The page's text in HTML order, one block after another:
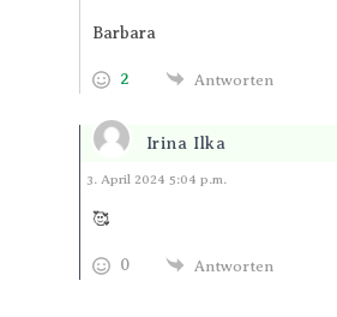
Barbara
2 Antworten
Irina Ilka
Antworten
3. April 2024 5:04 p.m.
🥰
0 Antworten